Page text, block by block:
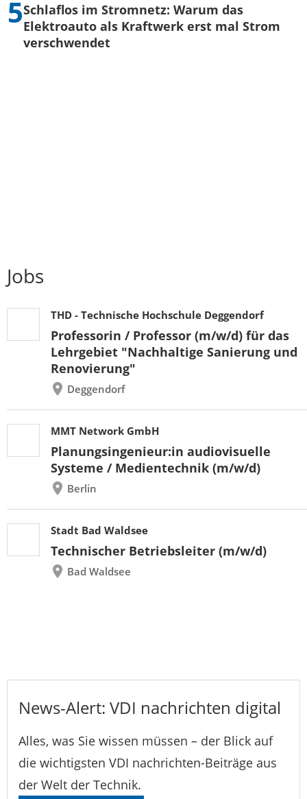
Schlaflos im Stromnetz: Warum das
Elektroauto als Kraftwerk erst mal Strom
verschwendet
Jobs
THD - Technische Hochschule Deggendorf
Professorin / Professor (m/w/d) für das
Lehrgebiet "Nachhaltige Sanierung und
Renovierung"
Deggendorf
MMT Network GmbH
Planungsingenieur:in audiovisuelle
Systeme / Medientechnik (m/w/d)
Berlin
Stadt Bad Waldsee
Technischer Betriebsleiter (m/w/d)
Bad Waldsee
News-Alert: VDI nachrichten digital
Alles, was Sie wissen müssen – der Blick auf
die wichtigsten VDI nachrichten-Beiträge aus
der Welt der Technik.